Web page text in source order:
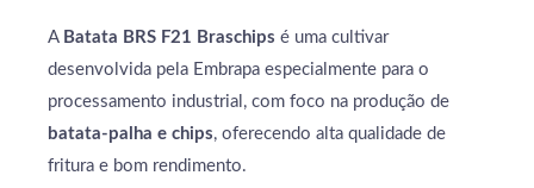
A Batata BRS F21 Braschips é uma cultivar
desenvolvida pela Embrapa especialmente para o
processamento industrial, com foco na produção de
batata-palha e chips, oferecendo alta qualidade de
fritura e bom rendimento.